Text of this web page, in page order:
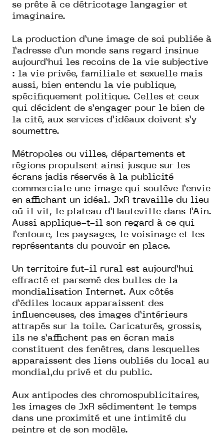
se prête à ce détricotage langagier et
imaginaire.
La production d’une image de soi publiée à
l’adresse d’un monde sans regard insinue
aujourd’hui les recoins de la vie subjective
: la vie privée, familiale et sexuelle mais
aussi, bien entendu la vie publique,
spécifiquement politique. Celles et ceux
qui décident de s’engager pour le bien de
la cité, aux services d’idéaux doivent s’y
soumettre.
Métropoles ou villes, départements et
régions propulsent ainsi jusque sur les
écrans jadis réservés à la publicité
commerciale une image qui soulève l’envie
en affichant un idéal. JxR travaille du lieu
où il vit, le plateau d’Hauteville dans l’Ain.
Aussi applique-t-il son regard à ce qui
l’entoure, les paysages, le voisinage et les
représentants du pouvoir en place.
Un territoire fut-il rural est aujourd’hui
effracté et parsemé des bulles de la
mondialisation Internet. Aux côtés
d’édiles locaux apparaissent des
influenceuses, des images d’intérieurs
attrapés sur la toile. Caricaturés, grossis,
ils ne s’affichent pas en écran mais
constituent des fenêtres, dans lesquelles
apparaissent des liens oubliés du local au
mondial,du privé et du public.
Aux antipodes des chromospublicitaires,
les images de JxR sédimentent le temps
dans une proximité et une intimité du
peintre et de son modèle.